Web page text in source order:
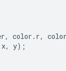
, color . r,
x, y);